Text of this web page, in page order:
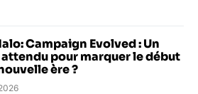
Campaign Evolved : Un
pour marquer le début
ère ?